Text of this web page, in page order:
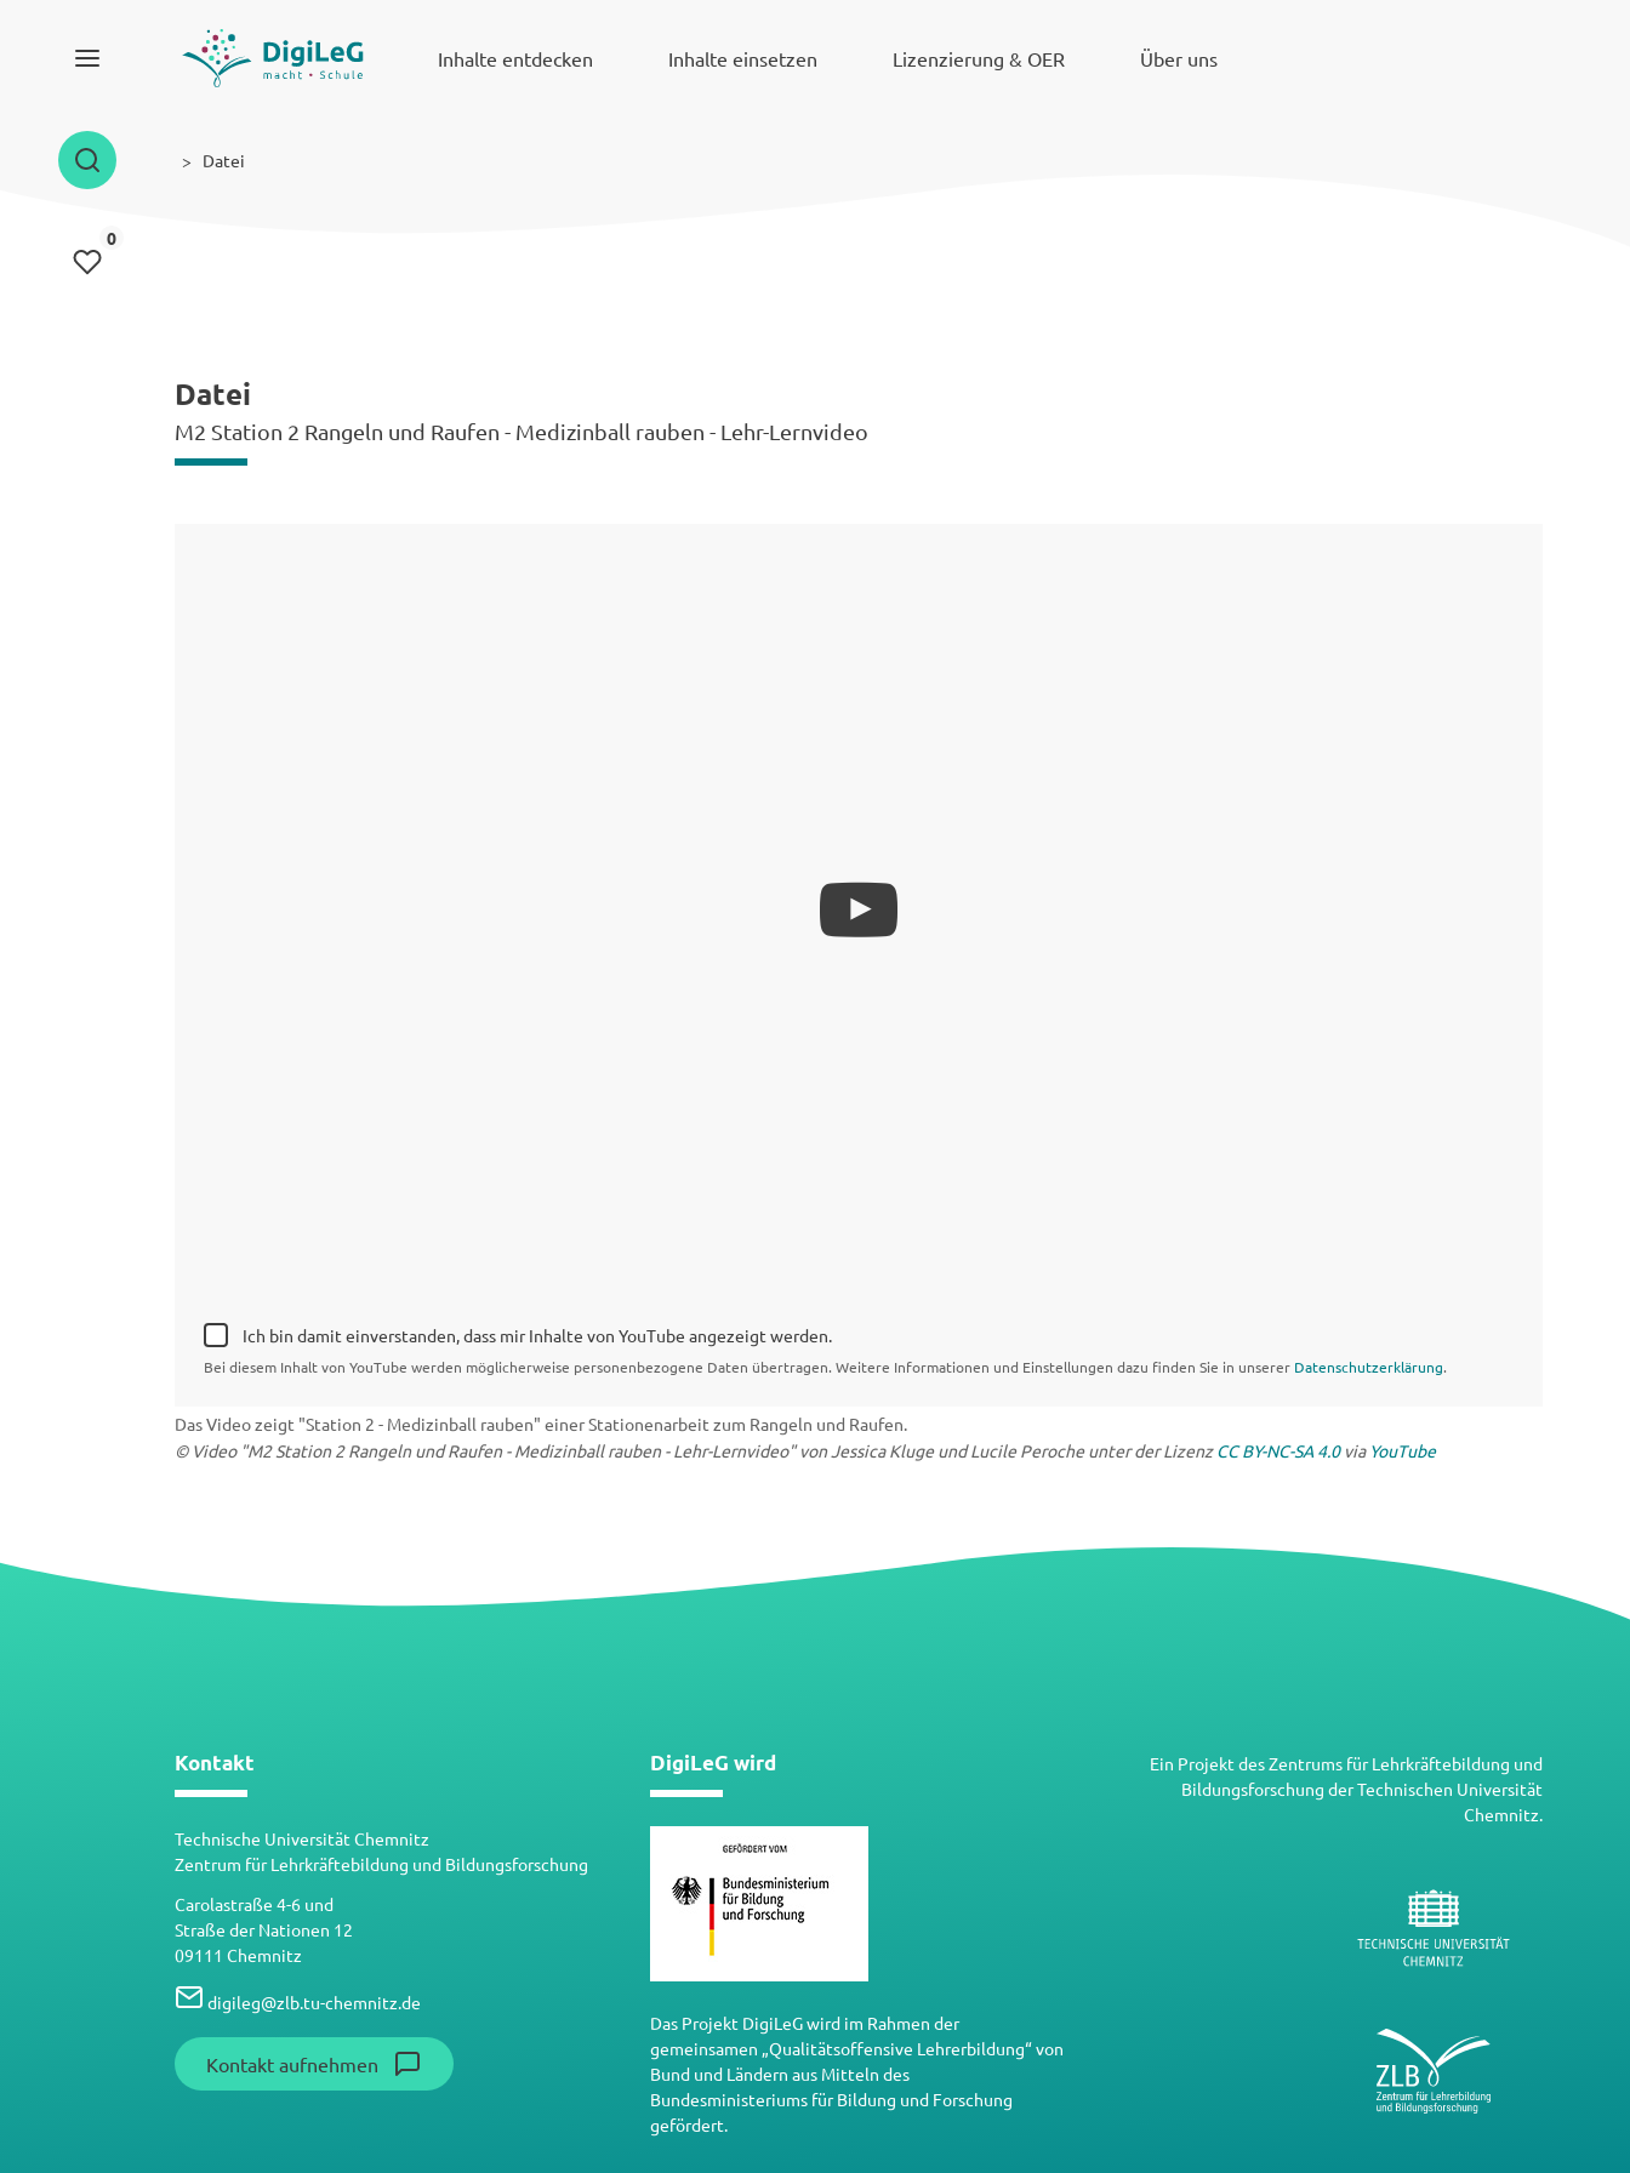
Inhalte entdecken Inhalte einsetzen Lizenzierung & OER Über uns
0Inhalte gemerkt
Datei
Datei
M2 Station 2 Rangeln und Raufen - Medizinball rauben - Lehr-Lernvideo
Ich bin damit einverstanden, dass mir Inhalte von YouTube angezeigt werden.
Bei diesem Inhalt von YouTube werden möglicherweise personenbezogene Daten übertragen. Weitere Informationen und Einstellungen dazu finden Sie in unserer Datenschutzerklärung.
Das Video zeigt "Station 2 - Medizinball rauben" einer Stationenarbeit zum Rangeln und Raufen.
© Video "M2 Station 2 Rangeln und Raufen - Medizinball rauben - Lehr-Lernvideo" von Jessica Kluge und Lucile Peroche unter der LizenzCC BY-NC-SA 4.0via YouTube
Kontakt
Technische Universität Chemnitz
Zentrum für Lehrkräftebildung und Bildungsforschung
Carolastraße 4-6 und
Straße der Nationen 12
09111 Chemnitz
digileg@zlb.tu-chemnitz.de
Kontakt aufnehmen
DigiLeG wird
Das Projekt DigiLeG wird im Rahmen der
gemeinsamen „Qualitätsoffensive Lehrerbildung“ von
Bund und Ländern aus Mitteln des
Bundesministeriums für Bildung und Forschung
gefördert.
Ein Projekt desZentrums für Lehrkräftebildung und
Bildungsforschung derTechnischen Universität
Chemnitz